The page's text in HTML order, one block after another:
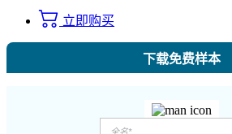
立即购买
下载免费样本